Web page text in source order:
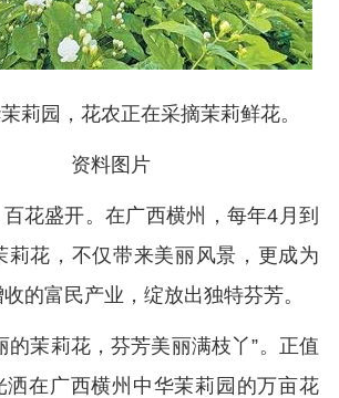
莉园，花农正在采摘茉莉鲜花。
资料图片
花盛开。在广西横州，每年4月到
莉花，不仅带来美丽风景，更成为
的富民产业，绽放出独特芬芳。
的茉莉花，芬芳美丽满枝丫”。正值
洒在广西横州中华茉莉园的万亩花